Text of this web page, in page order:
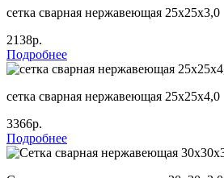
сетка сварная нержавеющая 25х25х3,0
2138р.
Подробнее
сетка сварная нержавеющая 25х25х4,0
3366р.
Подробнее